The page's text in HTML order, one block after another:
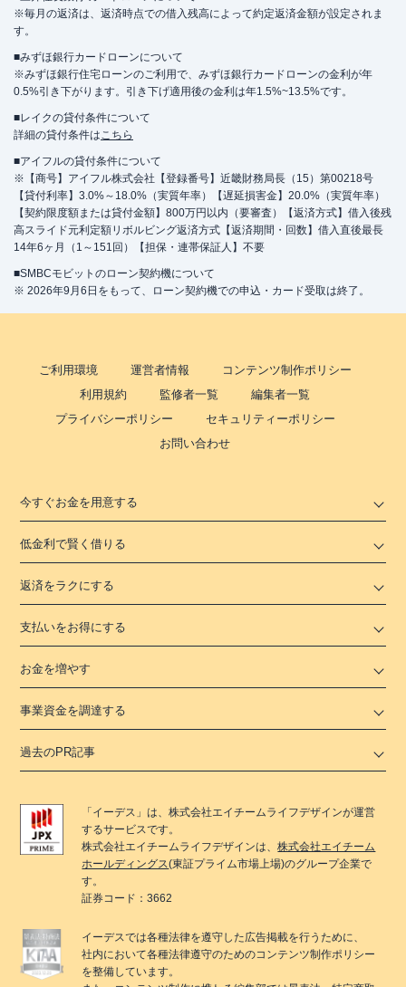
※毎月の返済は、返済時点での借入残高によって約定返済金額が設定されま
す。
■みずほ銀行カードローンについて
※みずほ銀行住宅ローンのご利用で、みずほ銀行カードローンの金利が年
0.5%引き下がります。引き下げ適用後の金利は年1.5%~13.5%です。
■レイクの貸付条件について
詳細の貸付条件はこちら
■アイフルの貸付条件について
※【商号】アイフル株式会社【登録番号】近畿財務局長（15）第00218号
【貸付利率】3.0%～18.0%（実質年率）【遅延損害金】20.0%（実質年率）
【契約限度額または貸付金額】800万円以内（要審査）【返済方式】借入後残
高スライド元利定額リボルビング返済方式【返済期間・回数】借入直後最長
14年6ヶ月（1～151回）【担保・連帯保証人】不要
■SMBCモビットのローン契約機について
※ 2026年9月6日をもって、ローン契約機での申込・カード受取は終了。
ご利用環境 運営者情報
コンテンツ制作ポリシー
利用規約
監修者一覧
編集者一覧
プライバシーポリシー
セキュリティーポリシー
お問い合わせ
今すぐお金を用意する
低金利で賢く借りる
返済をラクにする
支払いをお得にする
お金を増やす
事業資金を調達する
過去のPR記事
「 イーデス 」は、株式会社エイチームライフデザインが運営
するサービスです。
株式会社エイチームライフデザインは、株式会社エイチーム
ホールディングス(東証プライム市場上場)のグループ企業で
す。
証券コード：3662
イーデスでは各種法律を遵守した広告掲載を行うために、
社内において各種法律遵守のためのコンテンツ制作ポリシー
を整備しています。